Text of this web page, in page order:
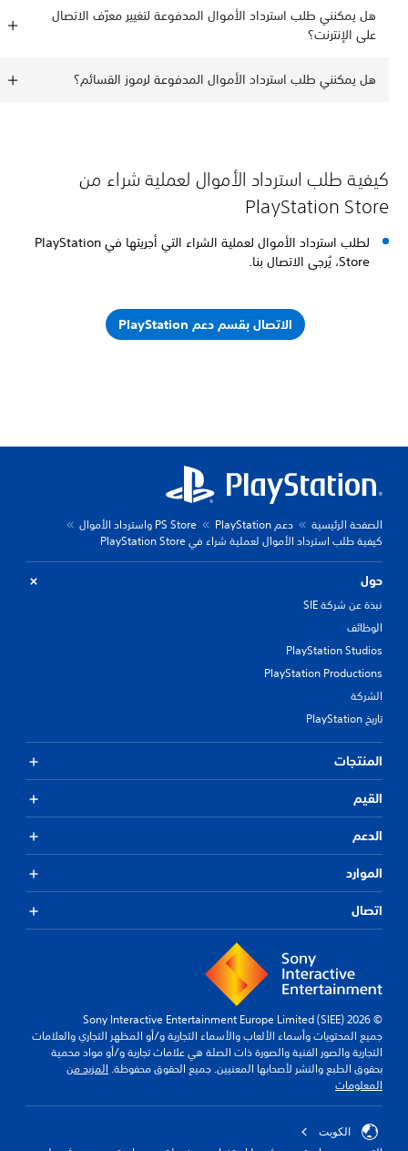
هل يمكنني طلب استرداد الأموال المدفوعة لتغيير معرّف الاتصال
على الإنترنت؟
هل يمكنني طلب استرداد الأموال المدفوعة لرموز القسائم؟
كيفية طلب استرداد الأموال لعملية شراء من
PlayStation Store
لطلب استرداد الأموال لعملية الشراء التي أجريتها في PlayStation
Store، يُرجى الاتصال بنا.
الاتصال بقسم دعم PlayStation
الصفحة الرئيسية دعم PlayStation
PS Store واسترداد الأموال
كيفية طلب استرداد الأموال لعملية شراء في PlayStation Store
حول
نبذة عن شركة SIE
الوظائف
PlayStation Studios
PlayStation Productions
الشركة
تاريخ PlayStation
المنتجات
القيم
الدعم
الموارد
اتصال
© 2026 Sony Interactive Entertainment Europe Limited (SIEE)
جميع المحتويات وأسماء الألعاب والأسماء التجارية و/أو المظهر التجاري والعلامات
التجارية والصور الفنية والصورة ذات الصلة هي علامات تجارية و/أو مواد محمية
بحقوق الطبع والنشر لأصحابها المعنيين. جميع الحقوق محفوظة.المزيد من
المعلومات
الكويت‎